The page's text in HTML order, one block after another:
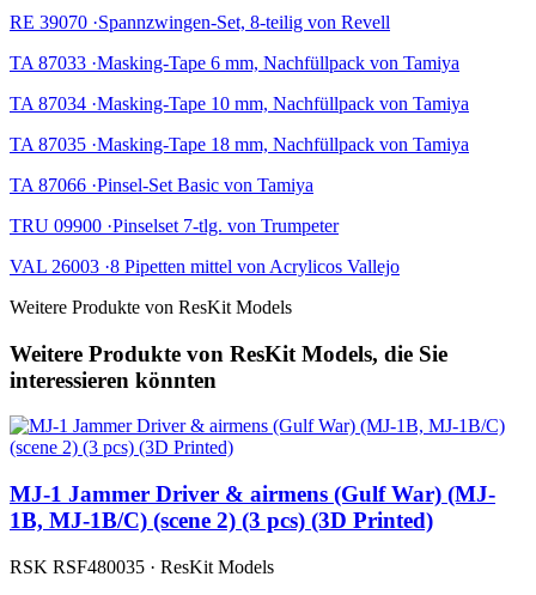
RE 39070 ·Spannzwingen-Set, 8-teilig von Revell
TA 87033 ·Masking-Tape 6 mm, Nachfüllpack von Tamiya
TA 87034 ·Masking-Tape 10 mm, Nachfüllpack von Tamiya
TA 87035 ·Masking-Tape 18 mm, Nachfüllpack von Tamiya
TA 87066 ·Pinsel-Set Basic von Tamiya
TRU 09900 ·Pinselset 7-tlg. von Trumpeter
VAL 26003 ·8 Pipetten mittel von Acrylicos Vallejo
Weitere Produkte von ResKit Models
Weitere Produkte von ResKit Models, die Sie
interessieren könnten
MJ-1 Jammer Driver & airmens (Gulf War) (MJ-
1B, MJ-1B/C) (scene 2) (3 pcs) (3D Printed)
RSK RSF480035 · ResKit Models